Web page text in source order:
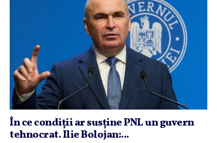
În ce condiţii ar susţine PNL un guvern
tehnocrat. Ilie Bolojan:...